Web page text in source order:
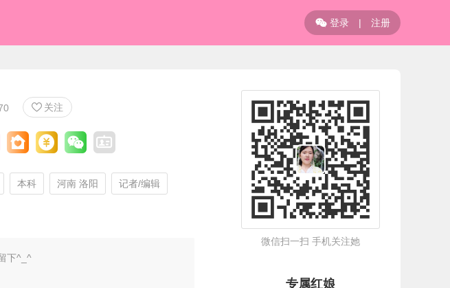
登录 | 注册
 关注
本科 河南 洛阳 记者/编辑
下^_^
微信扫一扫 手机关注她
专属红娘